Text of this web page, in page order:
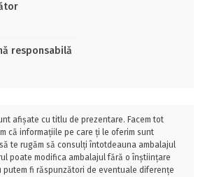
responsabilă
afișate cu titlu de prezentare. Facem tot
că informațiile pe care ți le oferim sunt
te rugăm să consulți întotdeauna ambalajul
poate modifica ambalajul fără o înștiințare
putem fi răspunzători de eventuale diferențe